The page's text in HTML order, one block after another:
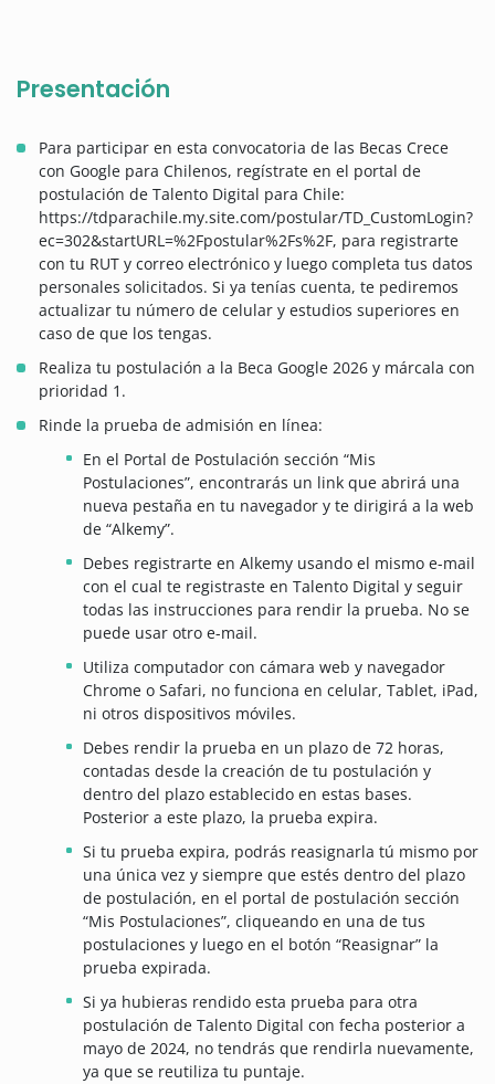
Presentación
Para participar en esta convocatoria de las Becas Crece
con Google para Chilenos, regístrate en el portal de
postulación de Talento Digital para Chile:
https://tdparachile.my.site.com/postular/TD_CustomLogin?
ec=302&startURL=%2Fpostular%2Fs%2F, para registrarte
con tu RUT y correo electrónico y luego completa tus datos
personales solicitados. Si ya tenías cuenta, te pediremos
actualizar tu número de celular y estudios superiores en
caso de que los tengas.
Realiza tu postulación a la Beca Google 2026 y márcala con
prioridad 1.
Rinde la prueba de admisión en línea:
En el Portal de Postulación sección “Mis
Postulaciones”, encontrarás un link que abrirá una
nueva pestaña en tu navegador y te dirigirá a la web
de “Alkemy”.
Debes registrarte en Alkemy usando el mismo e-mail
con el cual te registraste en Talento Digital y seguir
todas las instrucciones para rendir la prueba. No se
puede usar otro e-mail.
Utiliza computador con cámara web y navegador
Chrome o Safari, no funciona en celular, Tablet, iPad,
ni otros dispositivos móviles.
Debes rendir la prueba en un plazo de 72 horas,
contadas desde la creación de tu postulación y
dentro del plazo establecido en estas bases.
Posterior a este plazo, la prueba expira.
Si tu prueba expira, podrás reasignarla tú mismo por
una única vez y siempre que estés dentro del plazo
de postulación, en el portal de postulación sección
“Mis Postulaciones”, cliqueando en una de tus
postulaciones y luego en el botón “Reasignar” la
prueba expirada.
Si ya hubieras rendido esta prueba para otra
postulación de Talento Digital con fecha posterior a
mayo de 2024, no tendrás que rendirla nuevamente,
ya que se reutiliza tu puntaje.